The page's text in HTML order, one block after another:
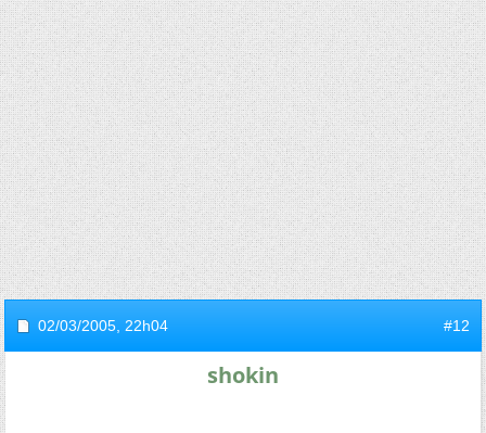
02/03/2005, 22h04 #12
shokin